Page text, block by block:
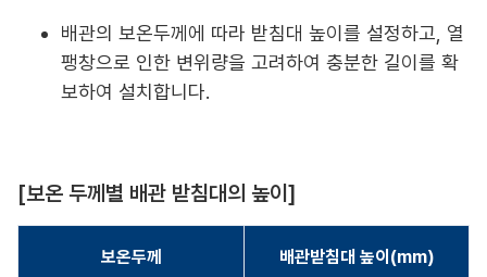
배관의 보온두께에 따라 받침대 높이를 설정하고, 열
팽창으로 인한 변위량을 고려하여 충분한 길이를 확
보하여 설치합니다.
[보온 두께별 배관 받침대의 높이]
보온두께 배관받침대 높이(mm)